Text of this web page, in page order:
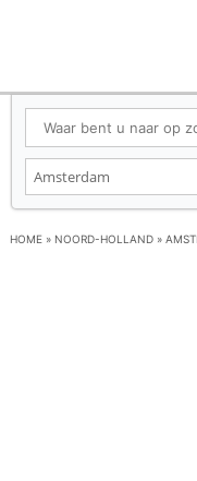
HOME » NOORD-HOLLAND »